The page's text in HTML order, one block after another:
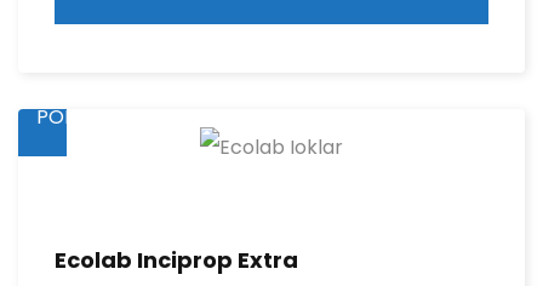
PONUDU
Ecolab Inciprop Extra